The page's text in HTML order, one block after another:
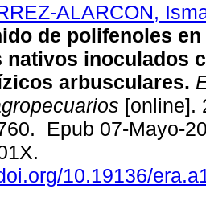
ALARCON,
de polifenoles
nativos inoculados
arbusculares.
[online].
Epub 07-Mayo-
10.19136/